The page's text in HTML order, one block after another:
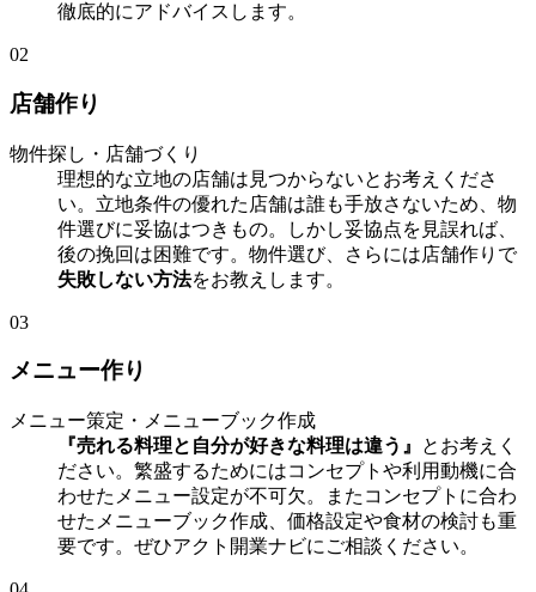
徹底的にアドバイスします。
02
店舗作り
物件探し・店舗づくり
理想的な立地の店舗は見つからないとお考えくださ
い。立地条件の優れた店舗は誰も手放さないため、物
件選びに妥協はつきもの。しかし妥協点を見誤れば、
後の挽回は困難です。物件選び、さらには店舗作りで
失敗しない方法をお教えします。
03
メニュー作り
メニュー策定・メニューブック作成
『売れる料理と自分が好きな料理は違う』
とお考えく
ださい。繁盛するためにはコンセプトや利用動機に合
わせたメニュー設定が不可欠。またコンセプトに合わ
せたメニューブック作成、価格設定や食材の検討も重
要です。ぜひアクト開業ナビにご相談ください。